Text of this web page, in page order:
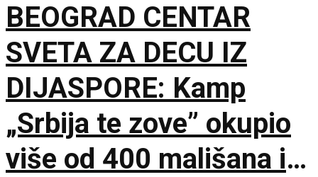
BEOGRAD CENTAR
SVETA ZA DECU IZ
DIJASPORE: Kamp
„Srbija te zove” okupio
više od 400 mališana iz